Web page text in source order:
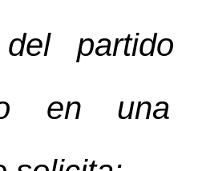
del
en una